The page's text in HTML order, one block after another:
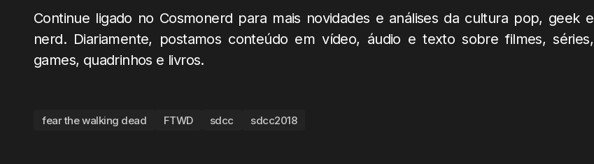
Continue ligado no Cosmonerd para mais novidades e análises da cultura pop, geek e
nerd. Diariamente, postamos conteúdo em vídeo, áudio e texto sobre filmes, séries,
games, quadrinhos e livros.
fear the walking dead FTWD sdcc sdcc2018